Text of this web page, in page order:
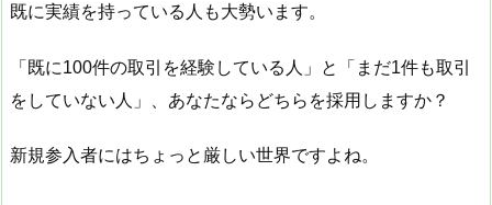
既に実績を持っている人も大勢います。
「既に100件の取引を経験している人」と「まだ1件も取引
をしていない人」、あなたならどちらを採用しますか？
新規参入者にはちょっと厳しい世界ですよね。